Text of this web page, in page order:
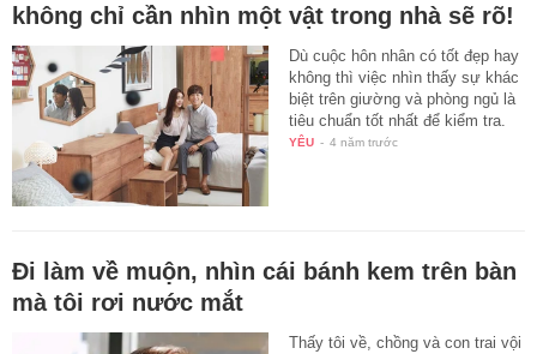
không chỉ cần nhìn một vật trong nhà sẽ rõ!
Dù cuộc hôn nhân có tốt đẹp hay
không thì việc nhìn thấy sự khác
biệt trên giường và phòng ngủ là
tiêu chuẩn tốt nhất để kiểm tra.
YÊU - 4 năm trước
Đi làm về muộn, nhìn cái bánh kem trên bàn
mà tôi rơi nước mắt
Thấy tôi về, chồng và con trai vội